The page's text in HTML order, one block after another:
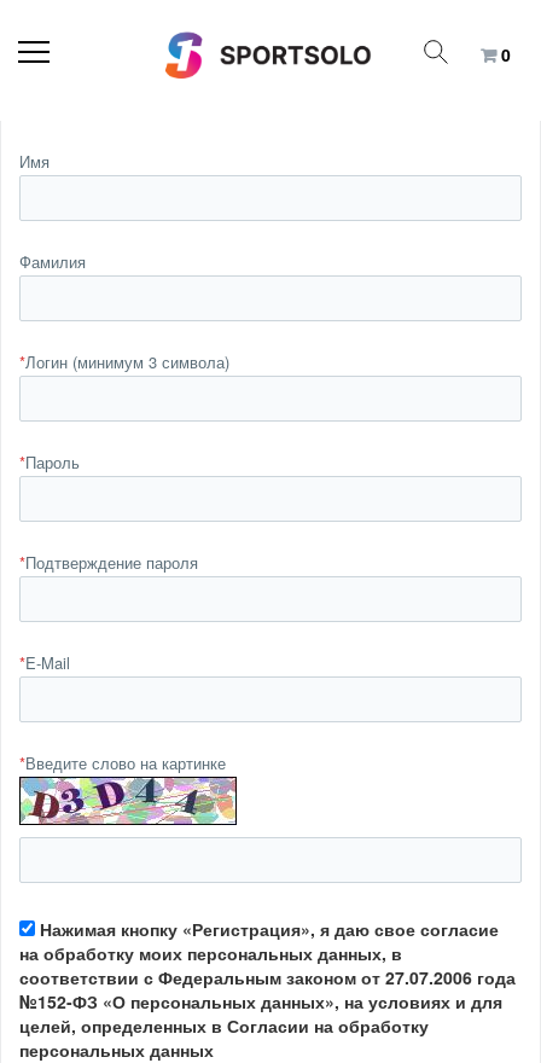
0
Имя
Фамилия
*Логин (минимум 3 символа)
*Пароль
*Подтверждение пароля
*E-Mail
*Введите слово на картинке
Нажимая кнопку «Регистрация», я даю свое согласие
на обработку моих персональных данных, в
соответствии с Федеральным законом от 27.07.2006 года
№152-ФЗ «О персональных данных», на условиях и для
целей, определенных в Согласии на обработку
персональных данных